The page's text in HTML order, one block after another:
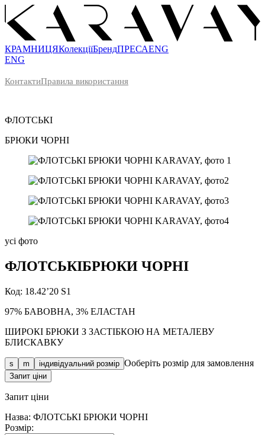
КРАМНИЦЯКолекціїБрендПРЕСАENG
ENG
КонтактиПравила використання
ФЛОТСЬКІ
БРЮКИ ЧОРНІ
усі фото
ФЛОТСЬКІБРЮКИ ЧОРНІ
Код: 18.42’20 S1
97% БАВОВНА, 3% ЕЛАСТАН
ШИРОКІ БРЮКИ З ЗАСТІБКОЮ НА МЕТАЛЕВУ
БЛИСКАВКУ
s m індивідуальний розмір Ооберіть розмір для замовлення
Запит ціни
Запит ціни
Назва: ФЛОТСЬКІ БРЮКИ ЧОРНІ
Розмір: